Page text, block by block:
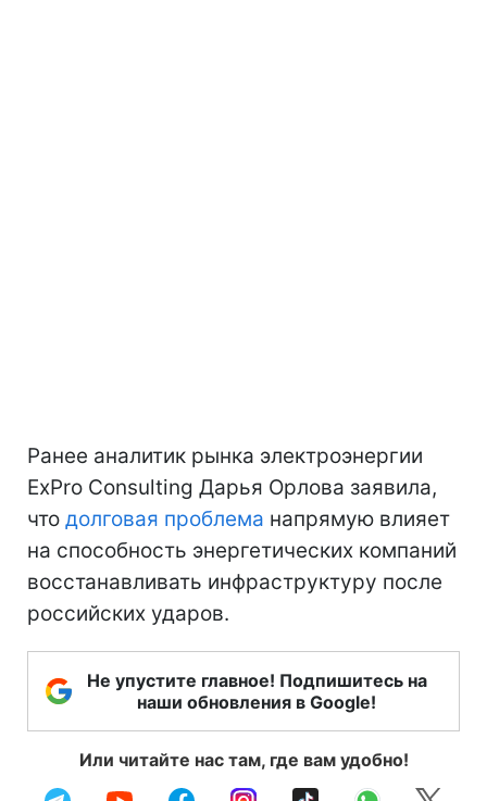
Ранее аналитик рынка электроэнергии
ExPro Consulting Дарья Орлова заявила,
что долговая проблема напрямую влияет
на способность энергетических компаний
восстанавливать инфраструктуру после
российских ударов.
Не упустите главное! Подпишитесь на
наши обновления в Google!
Или читайте нас там, где вам удобно!